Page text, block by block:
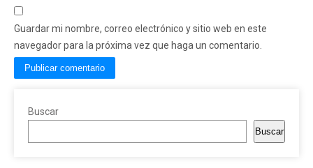
Guardar mi nombre, correo electrónico y sitio web en este
navegador para la próxima vez que haga un comentario.
Buscar
Buscar